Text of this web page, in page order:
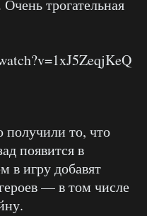
трогательная
получили то, что
появится в
в игру добавят
— в том числе